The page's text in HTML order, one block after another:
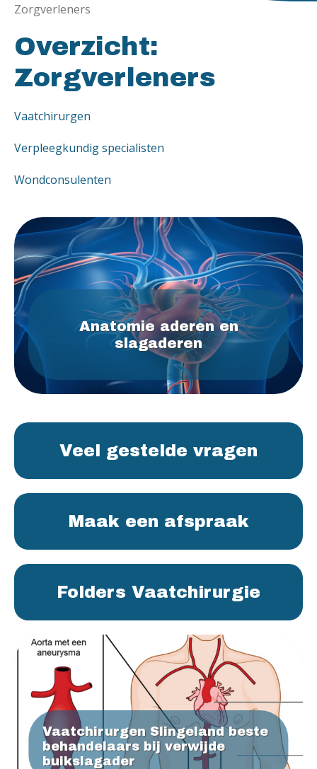
Zorgverleners
Overzicht:
Zorgverleners
Vaatchirurgen
Verpleegkundig specialisten
Wondconsulenten
Anatomie aderen en
slagaderen
Veel gestelde vragen
Maak een afspraak
Folders Vaatchirurgie
Vaatchirurgen Slingeland beste
behandelaars bij verwijde
buikslagader